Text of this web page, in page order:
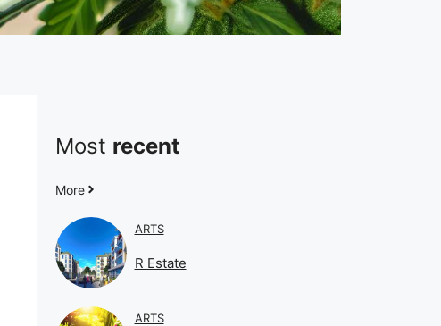
Most recent
More
ARTS
R Estate
ARTS